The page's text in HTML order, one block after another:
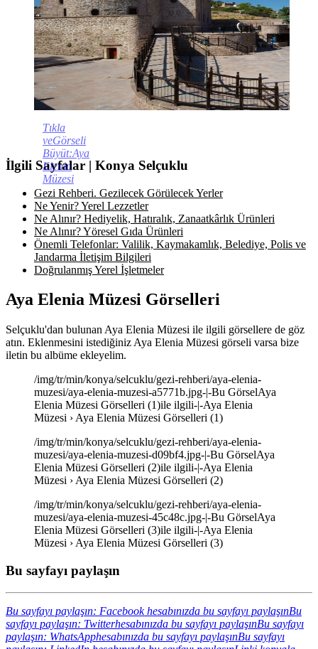
Tıkla
veGörseli
Büyüt:Aya
Elenia
Müzesi
İlgili Sayfalar | Konya Selçuklu
Gezi Rehberi. Gezilecek Görülecek Yerler
Ne Yenir? Yerel Lezzetler
Ne Alınır? Hediyelik, Hatıralık, Zanaatkârlık Ürünleri
Ne Alınır? Yöresel Gıda Ürünleri
Önemli Telefonlar: Valilik, Kaymakamlık, Belediye, Polis ve
Jandarma İletişim Bilgileri
Doğrulanmış Yerel İşletmeler
Aya Elenia Müzesi Görselleri
Selçuklu'dan bulunan Aya Elenia Müzesi ile ilgili görsellere de göz
atın. Eklenmesini istediğiniz Aya Elenia Müzesi görseli varsa bize
iletin bu albüme ekleyelim.
/img/tr/min/konya/selcuklu/gezi-rehberi/aya-elenia-
muzesi/aya-elenia-muzesi-a5771b.jpg-|-Bu GörselAya
Elenia Müzesi Görselleri (1)ile ilgili-|-Aya Elenia
Müzesi › Aya Elenia Müzesi Görselleri (1)
/img/tr/min/konya/selcuklu/gezi-rehberi/aya-elenia-
muzesi/aya-elenia-muzesi-d09bf4.jpg-|-Bu GörselAya
Elenia Müzesi Görselleri (2)ile ilgili-|-Aya Elenia
Müzesi › Aya Elenia Müzesi Görselleri (2)
/img/tr/min/konya/selcuklu/gezi-rehberi/aya-elenia-
muzesi/aya-elenia-muzesi-45c48c.jpg-|-Bu GörselAya
Elenia Müzesi Görselleri (3)ile ilgili-|-Aya Elenia
Müzesi › Aya Elenia Müzesi Görselleri (3)
Bu sayfayı paylaşın
Bu sayfayı paylaşın: Facebook hesabınızda bu sayfayı paylaşınBu
sayfayı paylaşın: Twitterhesabınızda bu sayfayı paylaşınBu sayfayı
paylaşın: WhatsApphesabınızda bu sayfayı paylaşınBu sayfayı